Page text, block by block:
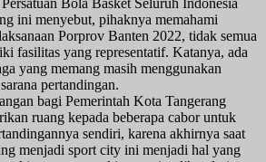
ini menyebut, pihaknya memahami
Porprov Banten 2022, tidak semua
fasilitas yang representatif. Katanya, ada
yang memang masih menggunakan
pertandingan.
bagi Pemerintah Kota Tangerang
ruang kepada beberapa cabor untuk
sendiri, karena akhirnya saat
menjadi sport city ini menjadi hal yang